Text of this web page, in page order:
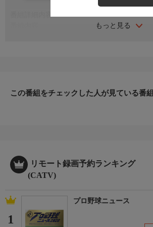
もっと見る
この番組をチェックした人が見ている番組
リモート録画予約ランキング
(CATV)
1
プロ野球ニュース